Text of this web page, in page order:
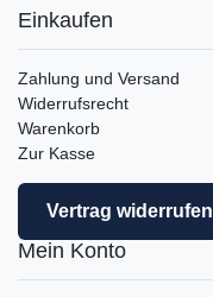
Einkaufen
Zahlung und Versand
Widerrufsrecht
Warenkorb
Zur Kasse
Vertrag widerrufen
Mein Konto